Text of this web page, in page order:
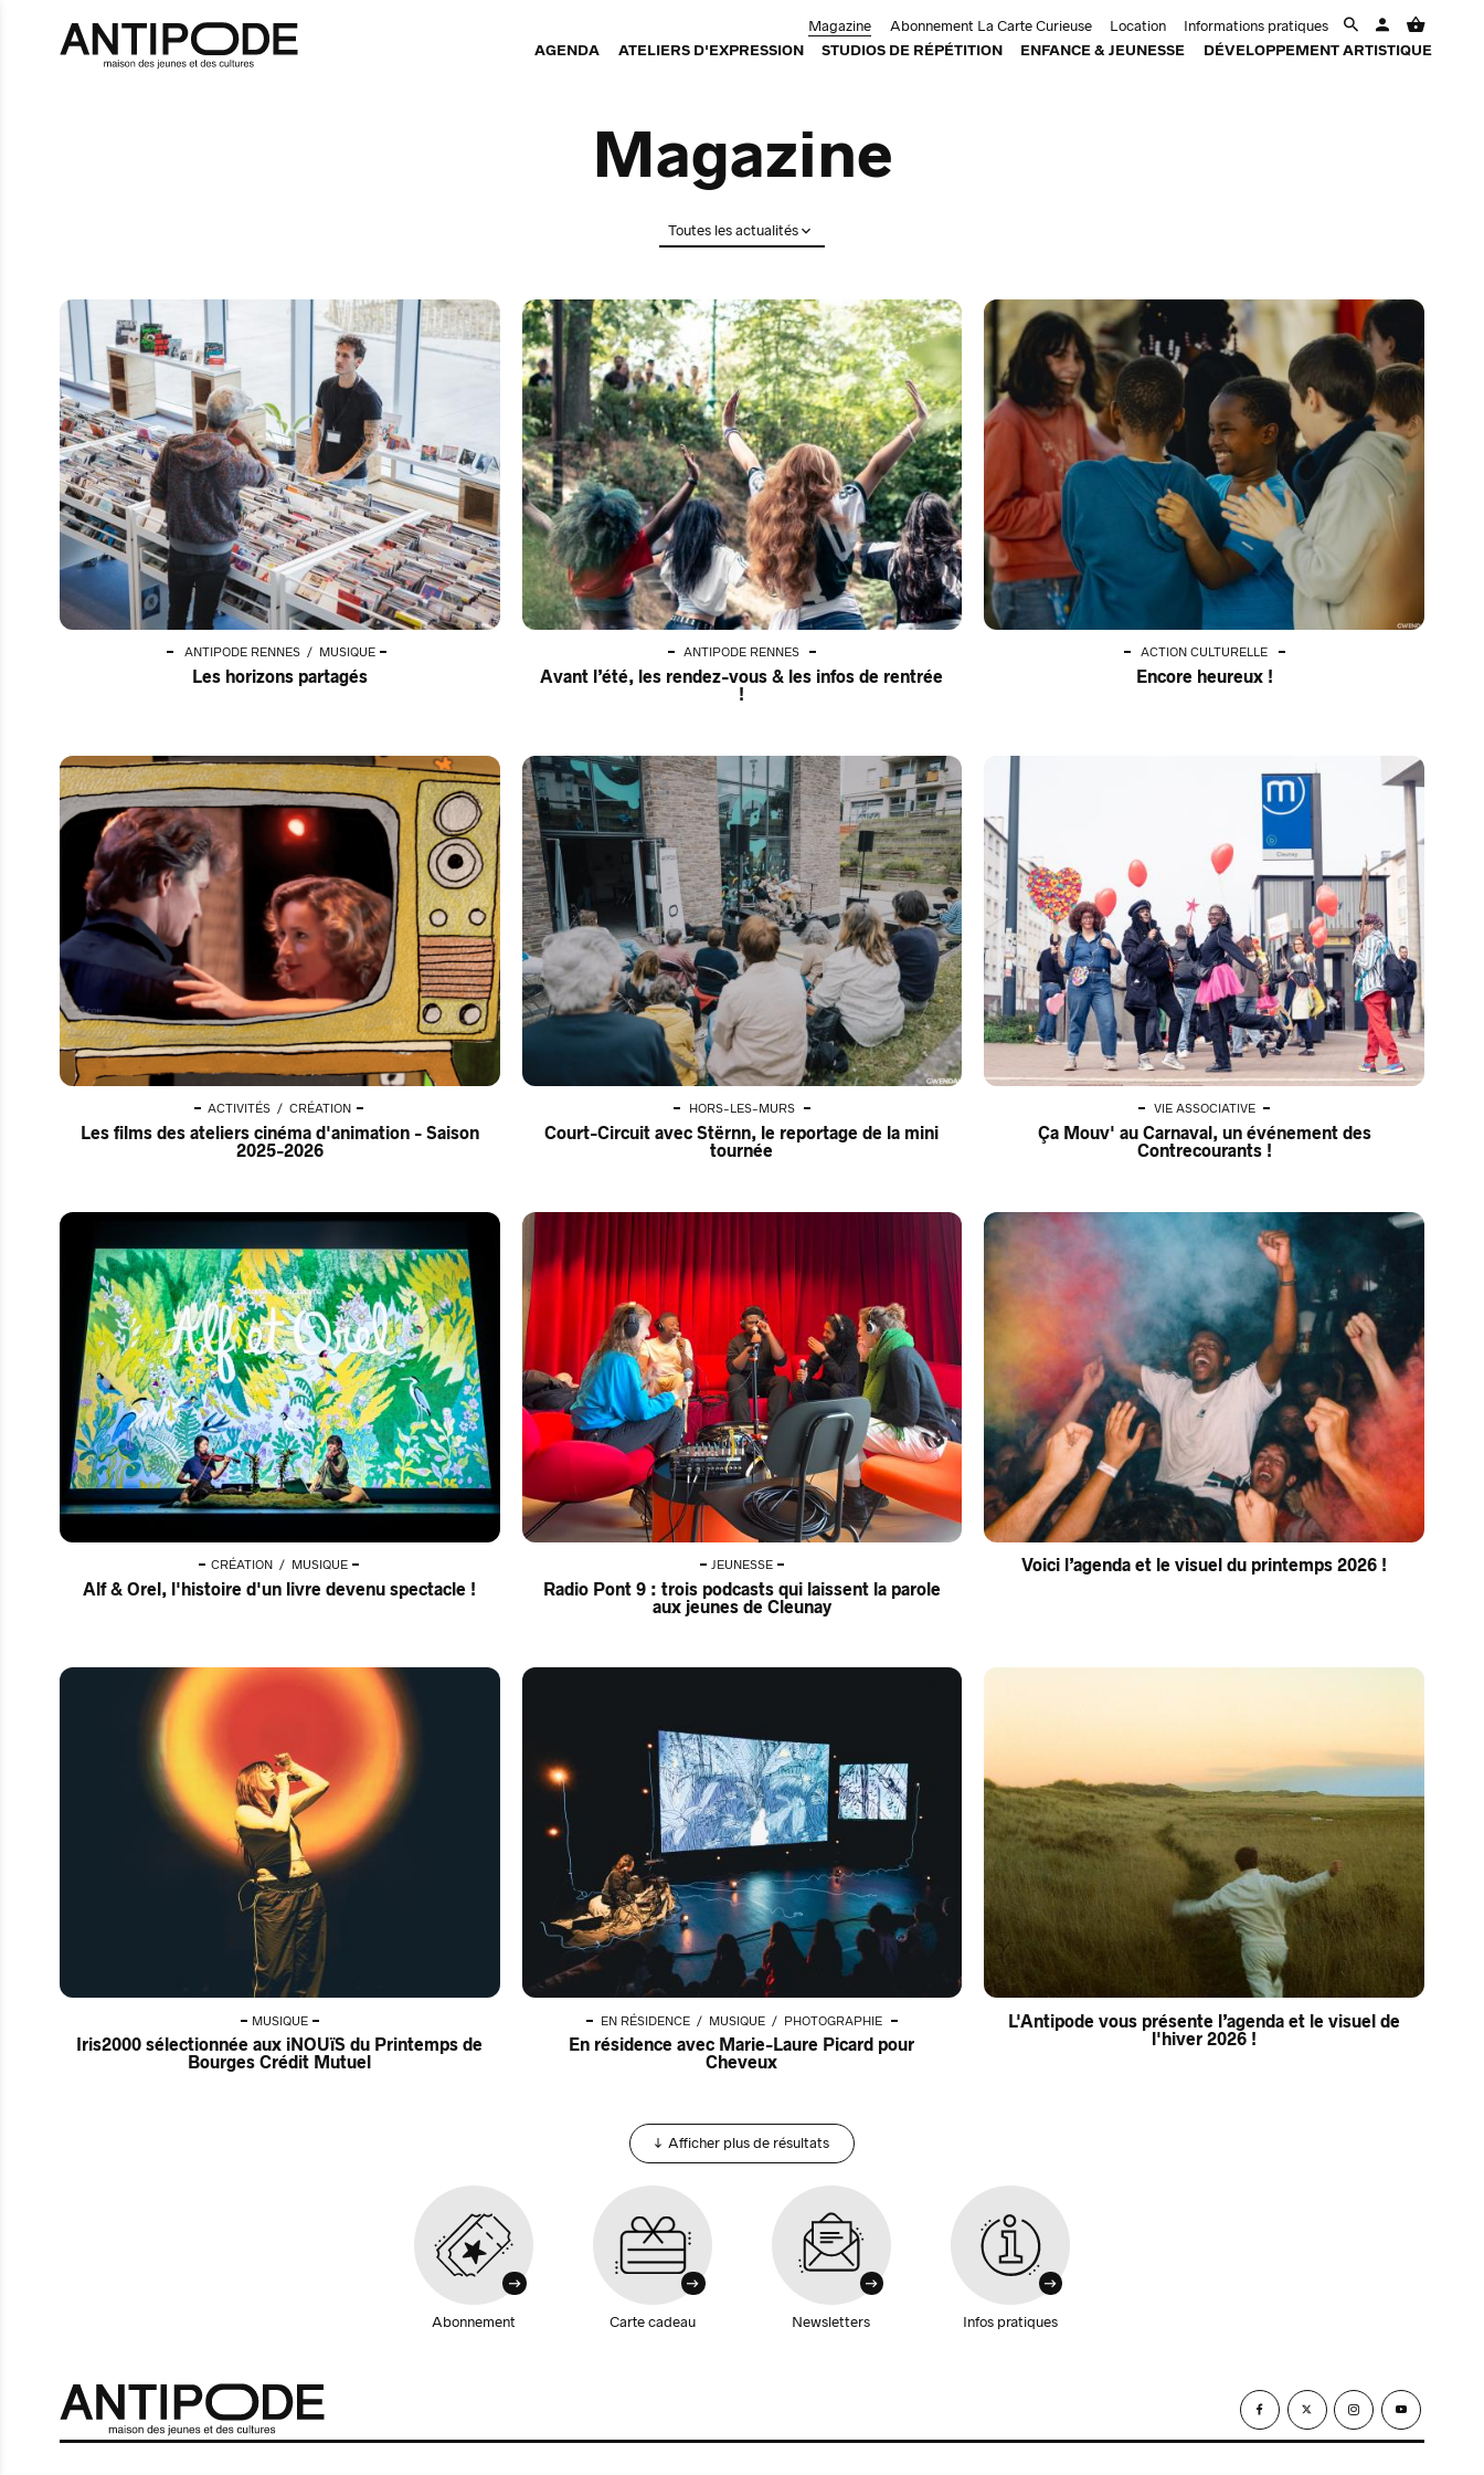
Aller au contenu principalMagazine Abonnement La Carte Curieuse Location
Informations pratiques
AGENDA
ATELIERS D'EXPRESSION STUDIOS DE RÉPÉTITION ENFANCE & JEUNESSE DÉVELOPPEMENT ARTISTIQUE
Magazine
Toutes les actualités
Soumettre
ANTIPODE RENNES MUSIQUE
Les horizons partagés
ANTIPODE RENNES
Avant l’été, les rendez-vous & les infos de rentrée
!
ACTION CULTURELLE
Encore heureux !
ACTIVITÉS CRÉATION
Les films des ateliers cinéma d'animation - Saison
2025-2026
HORS-LES-MURS
Court-Circuit avec Stërnn, le reportage de la mini
tournée
VIE ASSOCIATIVE
Ça Mouv' au Carnaval, un événement des
Contrecourants !
CRÉATION MUSIQUE
Alf & Orel, l'histoire d'un livre devenu spectacle !
JEUNESSE
Radio Pont 9 : trois podcasts qui laissent la parole
aux jeunes de Cleunay
Voici l’agenda et le visuel du printemps 2026 !
MUSIQUE
Iris2000 sélectionnée aux iNOUïS du Printemps de
Bourges Crédit Mutuel
EN RÉSIDENCE MUSIQUE PHOTOGRAPHIE
En résidence avec Marie-Laure Picard pour
Cheveux
L'Antipode vous présente l’agenda et le visuel de
l'hiver 2026 !
Afficher plus de résultats
Abonnement Carte cadeau Newsletters Infos pratiques